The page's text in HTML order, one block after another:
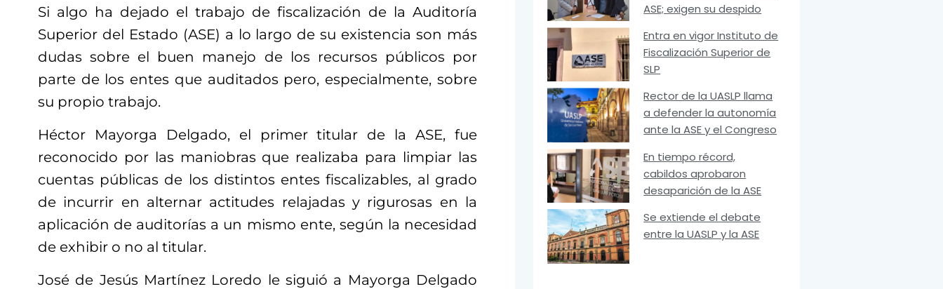
Si algo ha dejado el trabajo de fiscalización de la Auditoría
Superior del Estado (ASE) a lo largo de su existencia son más
dudas sobre el buen manejo de los recursos públicos por
parte de los entes que auditados pero, especialmente, sobre
su propio trabajo.
Héctor Mayorga Delgado, el primer titular de la ASE, fue
reconocido por las maniobras que realizaba para limpiar las
cuentas públicas de los distintos entes fiscalizables, al grado
de incurrir en alternar actitudes relajadas y rigurosas en la
aplicación de auditorías a un mismo ente, según la necesidad
de exhibir o no al titular.
José de Jesús Martínez Loredo le siguió a Mayorga Delgado
ASE; exigen su despido
Entra en vigor Instituto de
Fiscalización Superior de
SLP
Rector de la UASLP llama
a defender la autonomía
ante la ASE y el Congreso
En tiempo récord,
cabildos aprobaron
desaparición de la ASE
Se extiende el debate
entre la UASLP y la ASE